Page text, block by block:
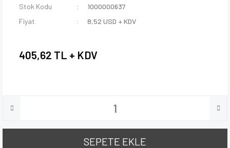
Stok Kodu
1000000637
Fiyat
8,52 USD + KDV
405,62 TL + KDV
SEPETE EKLE